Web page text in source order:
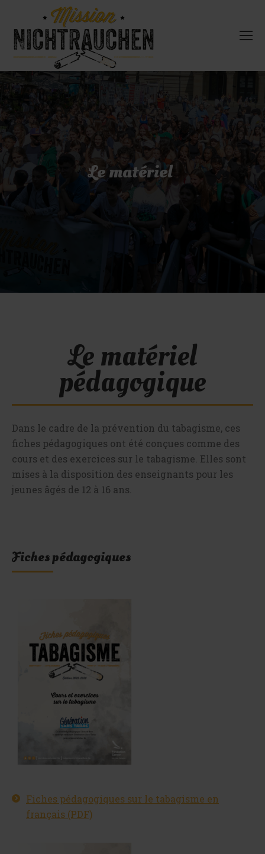
Le matériel
Le matériel
pédagogique
Dans le cadre de la prévention du tabagisme, ces
fiches pédagogiques ont été conçues comme des
cours et des exercices sur le tabagisme. Elles sont
mises à la disposition des enseignants pour les
jeunes âgés de 12 à 16 ans.
Fiches pédagogiques
Fiches pédagogiques sur le tabagisme en
français (PDF)